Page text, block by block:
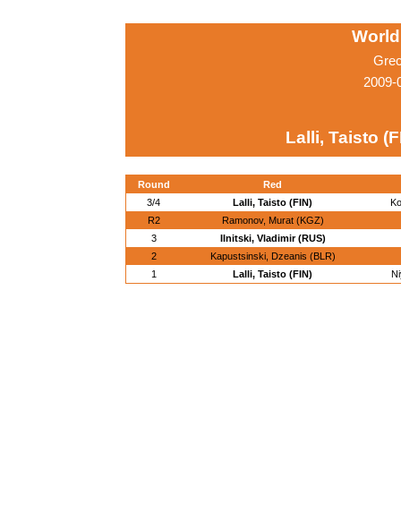
2009-
Lalli, Taisto
Round
Red
3/4
Lalli, Taisto (FIN)
R2
Ramonov, Murat (KGZ)
3
Ilnitski, Vladimir (RUS)
2
Kapustsinski, Dzeanis (BLR)
1
Lalli, Taisto (FIN)